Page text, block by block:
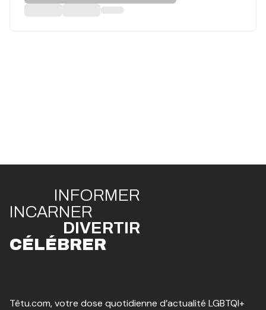
INFORMER
INCARNER
DIVERTIR
CÉLÉBRER
Têtu.com, votre dose quotidienne d’actualité LGBTQI+